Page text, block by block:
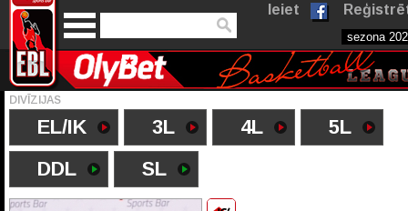
Ieiet
DIVĪZIJAS
EL/IK 3L 4L
5L
DDL
SL